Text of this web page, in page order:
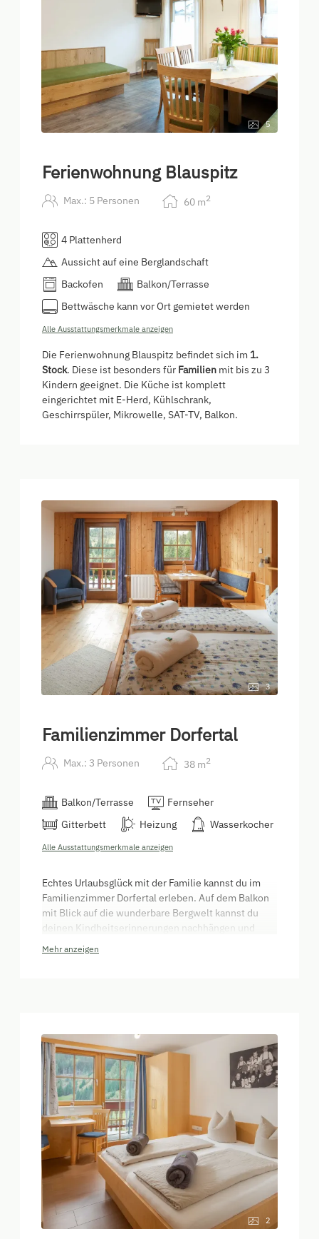
5
Ferienwohnung Blauspitz
Max.: 5 Personen 60 m2
4 Plattenherd
Aussicht auf eine Berglandschaft
Backofen
Balkon/Terrasse
Bettwäsche kann vor Ort gemietet werden
Alle Ausstattungsmerkmale anzeigen
Die Ferienwohnung Blauspitz befindet sich im 1.
Stock. Diese ist besonders für Familien mit bis zu 3
Kindern geeignet. Die Küche ist komplett
eingerichtet mit E-Herd, Kühlschrank,
Geschirrspüler, Mikrowelle, SAT-TV, Balkon.
3
Familienzimmer Dorfertal
Max.: 3 Personen 38 m2
Balkon/Terrasse
Fernseher
Gitterbett
Heizung Wasserkocher
Alle Ausstattungsmerkmale anzeigen
Echtes Urlaubsglück mit der Familie kannst du im
Familienzimmer Dorfertal erleben. Auf dem Balkon
mit Blick auf die wunderbare Bergwelt kannst du
deinen Kindheitserinnerungen nachhängen und
echte Freiheit spüren.
Mehr anzeigen
2